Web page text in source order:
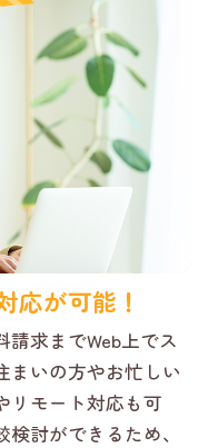
応が可能！
求までWeb上でス
まいの方やお忙しい
リモート対応も可
討ができるため、